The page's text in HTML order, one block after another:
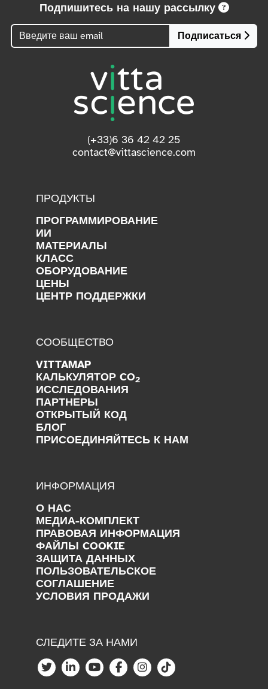
Подпишитесь на нашу рассылку
Подписаться
(+33)6 36 42 42 25
contact@vittascience.com
ПРОДУКТЫ
ПРОГРАММИРОВАНИЕ
ИИ
МАТЕРИАЛЫ
КЛАСС
ОБОРУДОВАНИЕ
ЦЕНЫ
ЦЕНТР ПОДДЕРЖКИ
СООБЩЕСТВО
VITTAMAP
КАЛЬКУЛЯТОР CO2
ИССЛЕДОВАНИЯ
ПАРТНЕРЫ
ОТКРЫТЫЙ КОД
БЛОГ
ПРИСОЕДИНЯЙТЕСЬ К НАМ
ИНФОРМАЦИЯ
О НАС
МЕДИА-КОМПЛЕКТ
ПРАВОВАЯ ИНФОРМАЦИЯ
ФАЙЛЫ COOKIE
ЗАЩИТА ДАННЫХ
ПОЛЬЗОВАТЕЛЬСКОЕ
СОГЛАШЕНИЕ
УСЛОВИЯ ПРОДАЖИ
СЛЕДИТЕ ЗА НАМИ